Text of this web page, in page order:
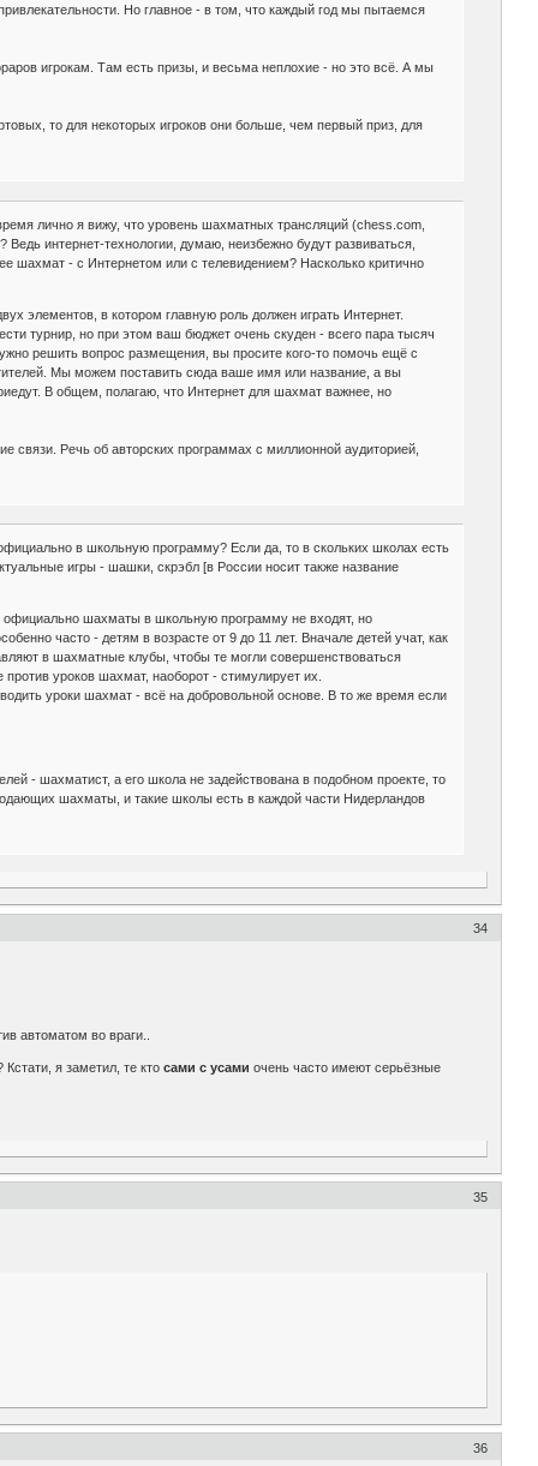
Но главное - в том, что каждый год мы пытаемся
игрокам. Там есть призы, и весьма неплохие - но это всё. А мы
то для некоторых игроков они больше, чем первый приз, для
лично я вижу, что уровень шахматных трансляций (chess.com,
интернет-технологии, думаю, неизбежно будут развиваться,
шахмат - с Интернетом или с телевидением? Насколько критично
элементов, в котором главную роль должен играть Интернет.
турнир, но при этом ваш бюджет очень скуден - всего пара тысяч
решить вопрос размещения, вы просите кого-то помочь ещё с
Мы можем поставить сюда ваше имя или название, а вы
В общем, полагаю, что Интернет для шахмат важнее, но
связи. Речь об авторских программах с миллионной аудиторией,
в школьную программу? Если да, то в скольких школах есть
игры - шашки, скрэбл [в России носит также название
официально шахматы в школьную программу не входят, но
часто - детям в возрасте от 9 до 11 лет. Вначале детей учат, как
в шахматные клубы, чтобы те могли совершенствоваться
уроков шахмат, наоборот - стимулирует их.
уроки шахмат - всё на добровольной основе. В то же время если
- шахматист, а его школа не задействована в подобном проекте, то
шахматы, и такие школы есть в каждой части Нидерландов
34
автоматом во враги..
Кстати, я заметил, те ктосами с усами очень часто имеют серьёзные
35
36